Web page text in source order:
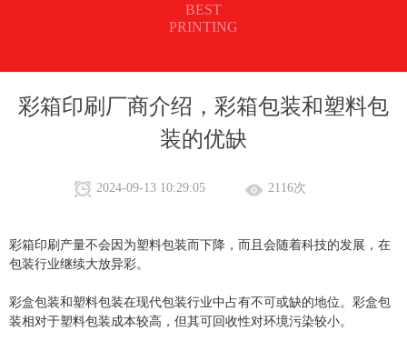
BEST
PRINTING
彩箱印刷厂商介绍，彩箱包装和塑料包
装的优缺
2024-09-13 10:29:05 2116次
彩箱印刷产量不会因为塑料包装而下降，而且会随着科技的发展，在
包装行业继续大放异彩。
彩盒包装和塑料包装在现代包装行业中占有不可或缺的地位。彩盒包
装相对于塑料包装成本较高，但其可回收性对环境污染较小。